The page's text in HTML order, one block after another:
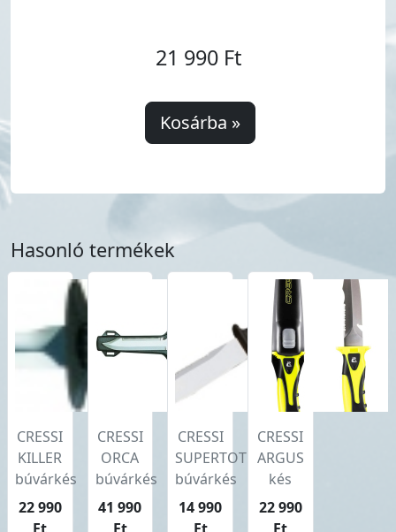
21 990 Ft
Kosárba »
Hasonló termékek
CRESSI
KILLER
búvárkés
22 990
CRESSI
ORCA
búvárkés
41 990
CRESSI
SUPERTOTEM
búvárkés
14 990
CRESSI
ARGUS
kés
22 990